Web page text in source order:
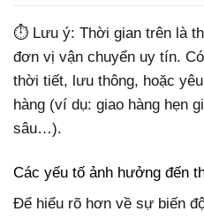
⏱ Lưu ý: Thời gian trên là
đơn vị vận chuyển uy tín.
thời tiết, lưu thông, hoặc
hàng (ví dụ: giao hàng hẹn
sâu…).
Các yếu tố ảnh hưởng đến
Để hiểu rõ hơn về sự biến